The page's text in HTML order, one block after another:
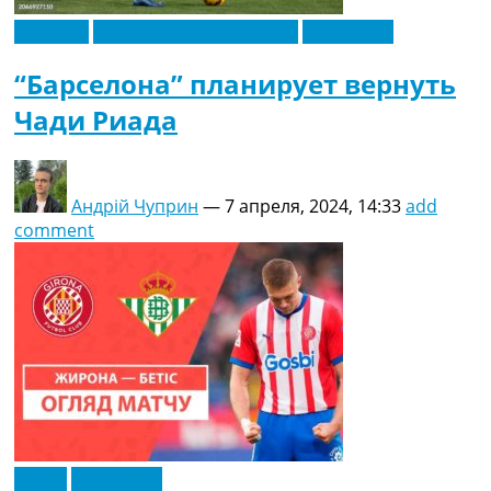
“Барселона” планирует вернуть
Чади Риада
Андрій Чуприн —7 апреля, 2024, 14:33add
comment